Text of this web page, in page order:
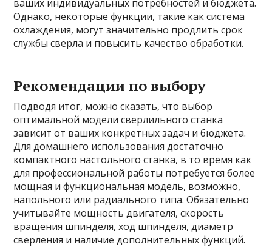
ваших индивидуальных потребностей и бюджета.
Однако, некоторые функции, такие как система
охлаждения, могут значительно продлить срок
службы сверла и повысить качество обработки.
Рекомендации по выбору
Подводя итог, можно сказать, что выбор
оптимальной модели сверлильного станка
зависит от ваших конкретных задач и бюджета.
Для домашнего использования достаточно
компактного настольного станка, в то время как
для профессиональной работы потребуется более
мощная и функциональная модель, возможно,
напольного или радиального типа. Обязательно
учитывайте мощность двигателя, скорость
вращения шпинделя, ход шпинделя, диаметр
сверления и наличие дополнительных функций.